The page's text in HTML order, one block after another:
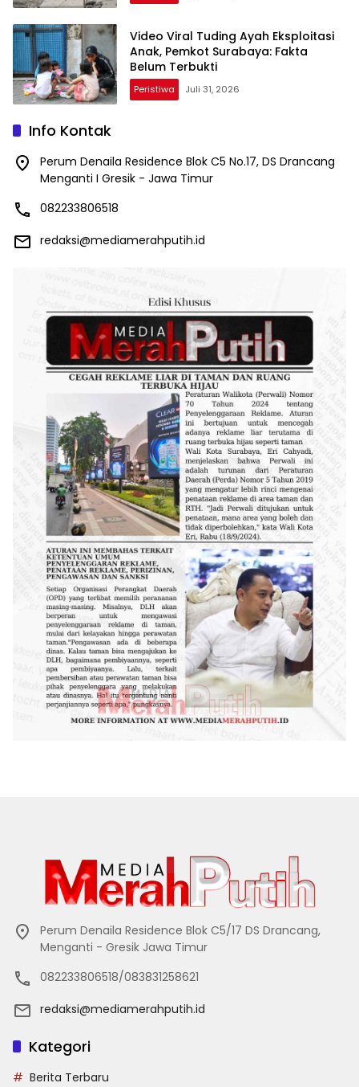
Video Viral Tuding Ayah Eksploitasi
Anak, Pemkot Surabaya: Fakta
Belum Terbukti
Peristiwa Juli 31, 2026
Info Kontak
Perum Denaila Residence Blok C5 No.17, DS Drancang
Menganti I Gresik - Jawa Timur
082233806518
redaksi@mediamerahputih.id
Perum Denaila Residence Blok C5/17 DS Drancang,
Menganti - Gresik Jawa Timur
082233806518/083831258621
redaksi@mediamerahputih.id
Kategori
Berita Terbaru